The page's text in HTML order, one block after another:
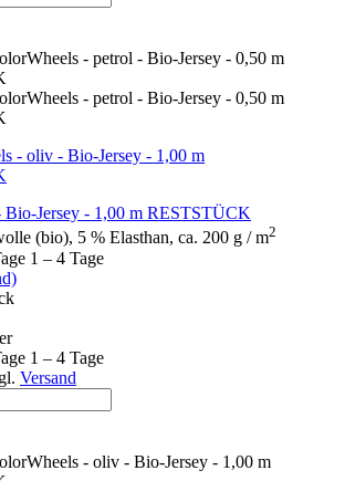
Jersey - 1,00 m RESTSTÜCK
(bio), 5 % Elasthan, ca. 200 g / m2
1 – 4 Tage
1 – 4 Tage
Versand